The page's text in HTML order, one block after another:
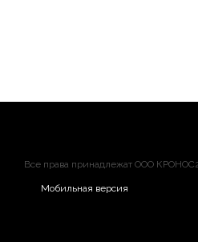
Некоторые модели
Все права принадлежат ООО
Мобильная версия